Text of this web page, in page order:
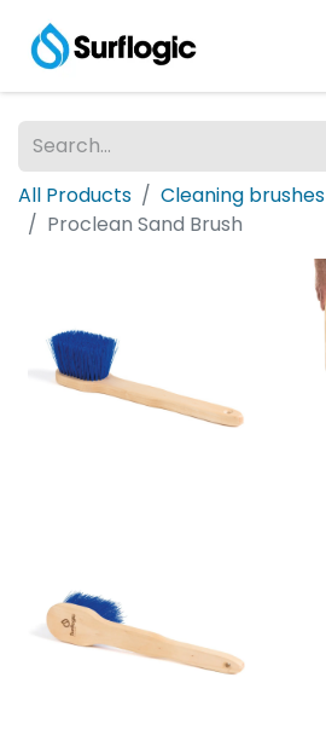
All Products
Cleaning brushes
Proclean Sand Brush